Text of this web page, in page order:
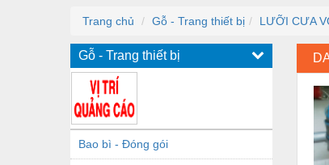
Trang chủ Gỗ - Trang thiết bị LƯỠI CƯA
Gỗ - Trang thiết bị
Bao bì - Đóng gói